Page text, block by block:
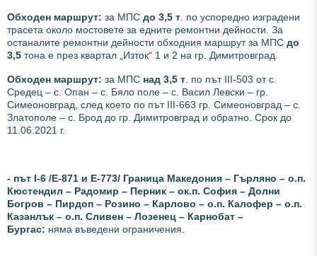
Обходен маршрут: за МПС до 3,5 т. по успоредно изградени
трасета около мостовете за едните ремонтни дейности. За
останалите ремонтни дейности обходния маршрут за МПС до
3,5 тона е през квартал „Изток“ 1 и 2 на гр. Димитровград.
Обходен маршрут: за МПС над 3,5 т. по път III-503 от с.
Средец – с. Опан – с. Бяло поле – с. Васил Левски – гр.
Симеоновград, след което по път III-663 гр. Симеоновград – с.
Златополе – с. Брод до гр. Димитровград и обратно. Срок до
11.06.2021 г.
- път І-6 /Е-871 и Е-773/ Граница Македония – Гърляно – о.п.
Кюстендил – Радомир – Перник – ок.п. София – Долни
Богров – Пирдоп – Розино – Карлово – о.п. Калофер – о.п.
Казанлък – о.п. Сливен – Лозенец – Карнобат –
Бургас: няма въведени ограничения.